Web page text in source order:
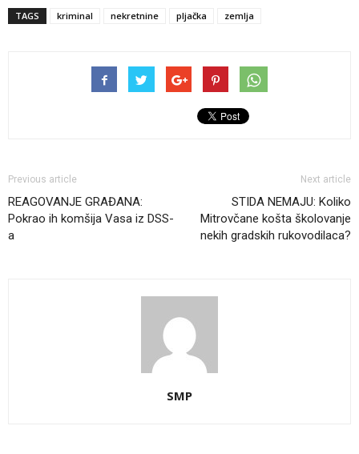
TAGS kriminal nekretnine pljačka zemlja
Previous article
REAGOVANJE GRAĐANA:
Pokrao ih komšija Vasa iz DSS-
a
Next article
STIDA NEMAJU: Koliko
Mitrovčane košta školovanje
nekih gradskih rukovodilaca?
SMP